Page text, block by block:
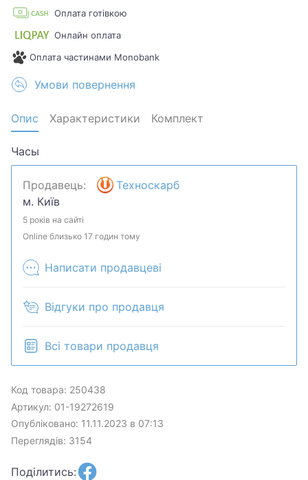
Оплата готівкою
Онлайн оплата
Оплата частинами Monobank
Умови повернення
Опис Характеристики Комплект
Часы
Продавець:
Техноскарб
м. Київ
5 років на сайті
Online близько 17 годин тому
Написати продавцеві
Відгуки про продавця
Всі товари продавця
Код товара: 250438
Артикул: 01-19272619
Опубліковано: 11.11.2023 в 07:13
Переглядів: 3154
Поділитись: